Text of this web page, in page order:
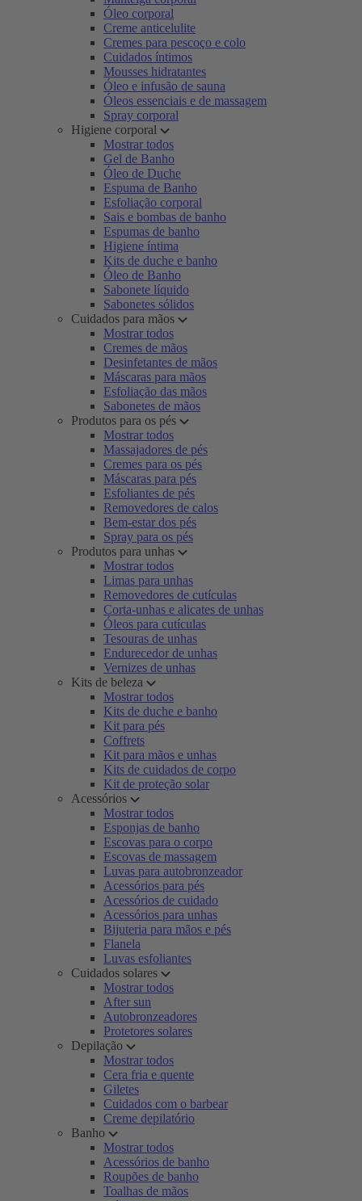
Óleo corporal
Creme anticelulite
Cremes para pescoço e colo
Cuidados íntimos
Mousses hidratantes
Óleo e infusão de sauna
Óleos essenciais e de massagem
Spray corporal
Higiene corporal
Mostrar todos
Gel de Banho
Óleo de Duche
Espuma de Banho
Esfoliação corporal
Sais e bombas de banho
Espumas de banho
Higiene íntima
Kits de duche e banho
Óleo de Banho
Sabonete líquido
Sabonetes sólidos
Cuidados para mãos
Mostrar todos
Cremes de mãos
Desinfetantes de mãos
Máscaras para mãos
Esfoliação das mãos
Sabonetes de mãos
Produtos para os pés
Mostrar todos
Massajadores de pés
Cremes para os pés
Máscaras para pés
Esfoliantes de pés
Removedores de calos
Bem-estar dos pés
Spray para os pés
Produtos para unhas
Mostrar todos
Limas para unhas
Removedores de cutículas
Corta-unhas e alicates de unhas
Óleos para cutículas
Tesouras de unhas
Endurecedor de unhas
Vernizes de unhas
Kits de beleza
Mostrar todos
Kits de duche e banho
Kit para pés
Coffrets
Kit para mãos e unhas
Kits de cuidados de corpo
Kit de proteção solar
Acessórios
Mostrar todos
Esponjas de banho
Escovas para o corpo
Escovas de massagem
Luvas para autobronzeador
Acessórios para pés
Acessórios de cuidado
Acessórios para unhas
Bijuteria para mãos e pés
Flanela
Luvas esfoliantes
Cuidados solares
Mostrar todos
After sun
Autobronzeadores
Protetores solares
Depilação
Mostrar todos
Cera fria e quente
Giletes
Cuidados com o barbear
Creme depilatório
Banho
Mostrar todos
Acessórios de banho
Roupões de banho
Toalhas de mãos